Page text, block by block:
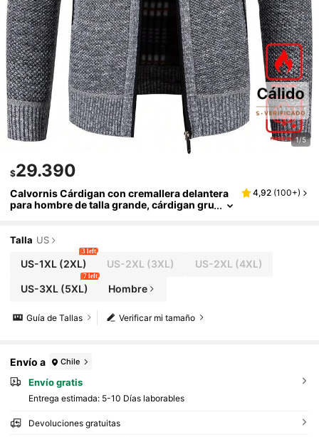
1/5
$29.390
Calvornis Cárdigan con cremallera delantera
para hombre de talla grande, cárdigan gru
para otoño e invierno, top de manga larga
4,92 (100+)
Talla US
US-1XL(2XL)
3 left
US-2XL (3XL) US-2XL (4XL)
US-3XL(5XL)
7 left
Hombre
Verificar mi tamaño
Guía de Tallas
Envío a Chile
Envío gratis
Entrega estimada: 5-10 Días laborables
Devoluciones gratuitas